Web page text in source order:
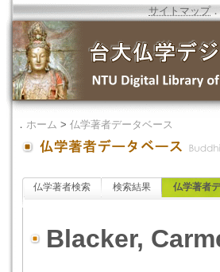
サイトマップ．
． ホーム > 仏学著者データベース
仏学著者検索 検索結果 仏学著者
Blacker,